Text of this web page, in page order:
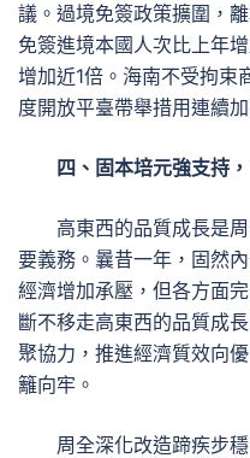
議。過境免簽政策擴圍，
免簽進境本國人次比上年
增加近1倍。海南不受拘束
度開放平臺帶舉措用連續加
四、固本培元強支持
高東西的品質成長是
要義務。曩昔一年，固然
經濟增加承壓，但各方面
斷不移走高東西的品質成
聚協力，推進經濟質效向
籬向牢。
周全深化改造蹄疾步